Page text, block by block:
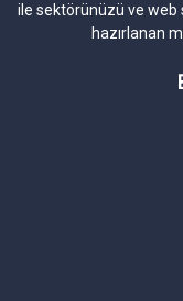
ile sektörünüzü ve
hazırlanan